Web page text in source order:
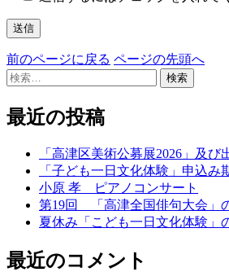
前のページに戻る ページの先頭へ
検
最近の投稿
「高津区美術公募展2026」及び
「子ども一日文化体験」申込み
小原 孝 ピアノコンサート
第19回 「高津全国俳句大会」
夏休み「こども一日文化体験」
最近のコメント